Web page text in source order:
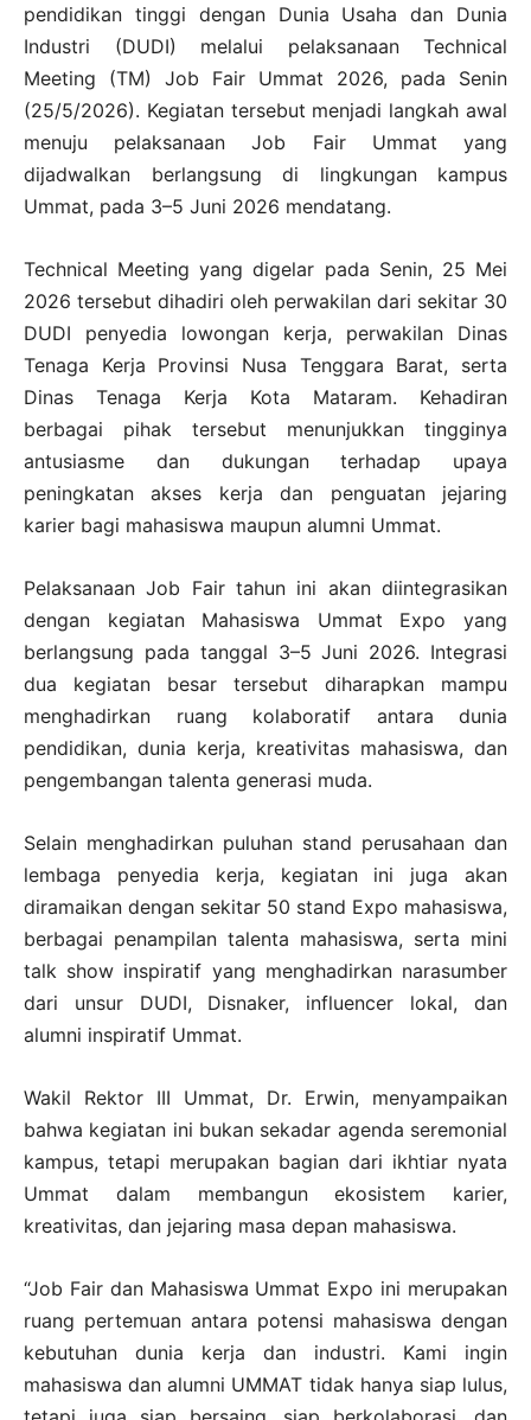
pendidikan tinggi dengan Dunia Usaha dan Dunia
Industri (DUDI) melalui pelaksanaan Technical
Meeting (TM) Job Fair Ummat 2026, pada Senin
(25/5/2026). Kegiatan tersebut menjadi langkah awal
menuju pelaksanaan Job Fair Ummat yang
dijadwalkan berlangsung di lingkungan kampus
Ummat, pada 3–5 Juni 2026 mendatang.
Technical Meeting yang digelar pada Senin, 25 Mei
2026 tersebut dihadiri oleh perwakilan dari sekitar 30
DUDI penyedia lowongan kerja, perwakilan Dinas
Tenaga Kerja Provinsi Nusa Tenggara Barat, serta
Dinas Tenaga Kerja Kota Mataram. Kehadiran
berbagai pihak tersebut menunjukkan tingginya
antusiasme dan dukungan terhadap upaya
peningkatan akses kerja dan penguatan jejaring
karier bagi mahasiswa maupun alumni Ummat.
Pelaksanaan Job Fair tahun ini akan diintegrasikan
dengan kegiatan Mahasiswa Ummat Expo yang
berlangsung pada tanggal 3–5 Juni 2026. Integrasi
dua kegiatan besar tersebut diharapkan mampu
menghadirkan ruang kolaboratif antara dunia
pendidikan, dunia kerja, kreativitas mahasiswa, dan
pengembangan talenta generasi muda.
Selain menghadirkan puluhan stand perusahaan dan
lembaga penyedia kerja, kegiatan ini juga akan
diramaikan dengan sekitar 50 stand Expo mahasiswa,
berbagai penampilan talenta mahasiswa, serta mini
talk show inspiratif yang menghadirkan narasumber
dari unsur DUDI, Disnaker, influencer lokal, dan
alumni inspiratif Ummat.
Wakil Rektor III Ummat, Dr. Erwin, menyampaikan
bahwa kegiatan ini bukan sekadar agenda seremonial
kampus, tetapi merupakan bagian dari ikhtiar nyata
Ummat dalam membangun ekosistem karier,
kreativitas, dan jejaring masa depan mahasiswa.
“Job Fair dan Mahasiswa Ummat Expo ini merupakan
ruang pertemuan antara potensi mahasiswa dengan
kebutuhan dunia kerja dan industri. Kami ingin
mahasiswa dan alumni UMMAT tidak hanya siap lulus,